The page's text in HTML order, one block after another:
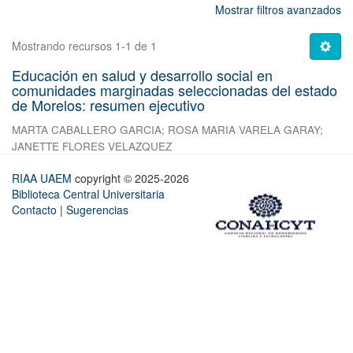
Mostrar filtros avanzados
Mostrando recursos 1-1 de 1
Educación en salud y desarrollo social en
comunidades marginadas seleccionadas del estado
de Morelos: resumen ejecutivo
MARTA CABALLERO GARCIA; ROSA MARIA VARELA GARAY;
JANETTE FLORES VELAZQUEZ
RIAA UAEM copyright © 2025-2026
Biblioteca Central Universitaria
Contacto | Sugerencias